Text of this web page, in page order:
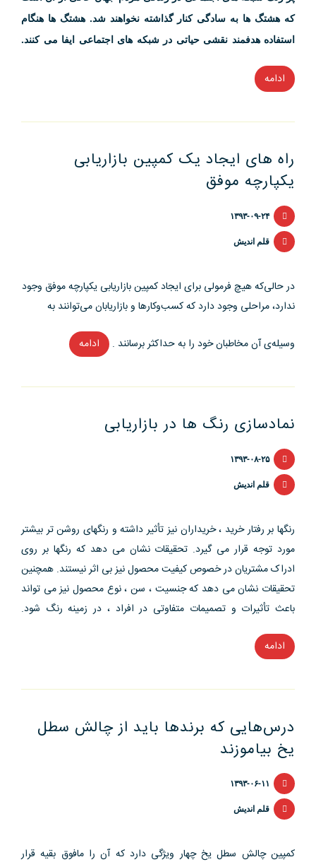
که هشتگ ها به سادگی کنار گذاشته نخواهند شد. هشتگ ها هنگام
استفاده هدفمند نقشی حیاتی در شبکه های اجتماعی ایفا می کنند.
ادامه “«هشتگ»
های
اجتماعی”
راه‌ های ایجاد یک کمپین بازاریابی
یکپارچه موفق
۱۳۹۳-۰۹-۲۴
قلم اندیش
در حالی‌که هیچ فرمولی برای ایجاد کمپین بازاریابی یکپارچه موفق وجود
ندارد، مراحلی وجود دارد که کسب‌وکارها و بازاریابان می‌توانند به
وسیله‌ی آن مخاطبان خود را به حداکثر برسانند . ادامه “راه‌
ایجاد
نمادسازی رنگ ها در بازاریابی
۱۳۹۳-۰۸-۲۵
قلم اندیش
رنگها بر رفتار خرید ، خریداران نیز تأثیر داشته و رنگهای روشن تر بیشتر
مورد توجه قرار می گیرد. تحقیقات نشان می دهد که رنگها بر روی
ادراک مشتریان در خصوص کیفیت محصول نیز بی اثر نیستند. همچنین
تحقیقات نشان می دهد که جنسیت ، سن ، نوع محصول نیز می تواند
باعث تأثیرات و تصمیمات متفاوتی در افراد ، در زمینه رنگ شود.
ادامه “نمادسازی
ها
بازاریابی”
درس‌هایی که برندها باید از چالش سطل
یخ بیاموزند
۱۳۹۳-۰۶-۱۱
قلم اندیش
کمپین چالش سطل یخ چهار ویژگی دارد که آن را مافوق بقیه قرار